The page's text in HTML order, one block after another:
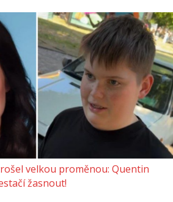
velkou proměnou: Quentin
žasnout!